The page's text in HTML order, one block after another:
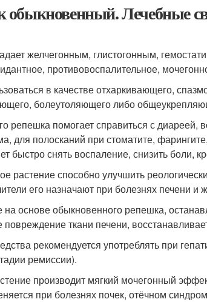
обыкновенный. Лечебные
желчегонным, глистогонным,
противовоспалительное,
в качестве отхаркивающего,
болеутоляющего либо
репешка помогает справиться с
для полосканий при стоматите,
быстро снять воспаление, снизить боли,
растение способно улучшить
его назначают при болезнях печени и
основе обыкновенного репешка,
ткани печени,
рекомендуется употреблять при
ремиссии).
производит мягкий мочегонный
при болезнях почек, отёчном